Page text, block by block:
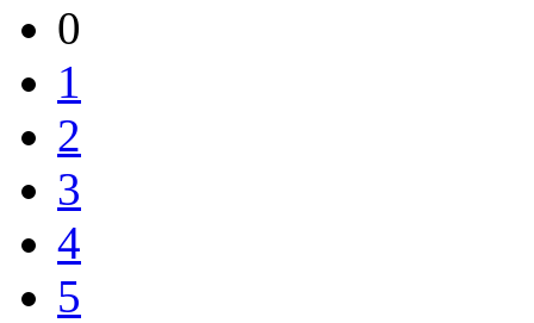
0
1
2
3
4
5